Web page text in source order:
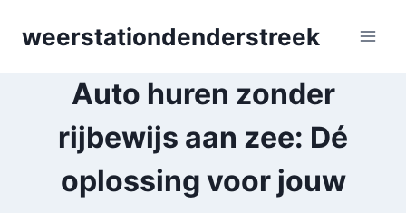
weerstationdenderstreek
Auto huren zonder
rijbewijs aan zee: Dé
oplossing voor jouw